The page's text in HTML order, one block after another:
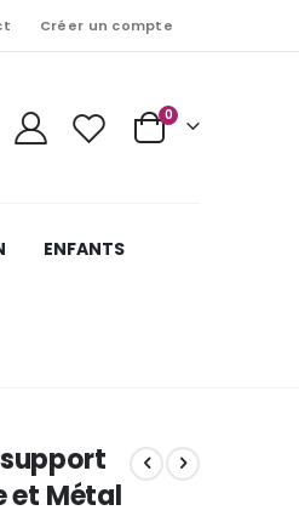
Créer un compte
Cart
0Articles
ENFANTS
et Métal